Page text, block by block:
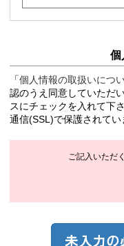
個
「個人情報の取扱いにつ
認のうえ同意していただ
スにチェックを入れて下
通信(SSL)で保護されてい
ご記入いただ